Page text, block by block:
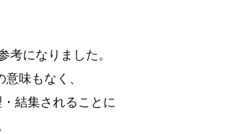
になりました。
味もなく、
結集されることに